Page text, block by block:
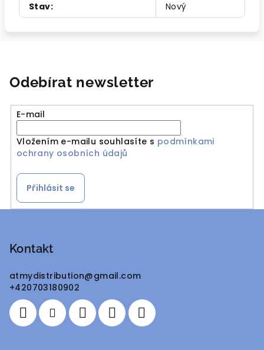
Stav: Nový
Odebírat newsletter
E-mail
Vložením e-mailu souhlasíte s podmínkami
ochrany osobních údajů
Přihlásit se
Kontakt
atmydistribution@gmail.com
+420703180902